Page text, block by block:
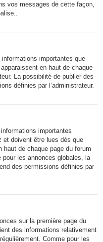
vos messages de cette façon,
importantes que
en haut de chaque
La possibilité de publier des
définies par l’administrateur.
importantes
et doivent être lues dès que
de chaque page du forum
les annonces globales, la
des permissions définies par
sur la première page du
des informations relativement
Comme pour les